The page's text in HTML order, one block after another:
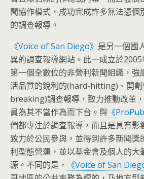
聞協作模式，成功完成許多無法憑個
的調查報導。
《Voice of San Diego》 是另一個國
異的調查報導網站。此一成立於
第一個全數位的非營利新聞組織，強
活品質的銳利的(hard-hitting)、開
breaking)調查報導，致力推動改革
員為其不當作為而下台。與 《
們都專注於調查報導，而且是具有影
致力於公民參與，並得到許多新聞獎
利型態營運，並以基金會及個人的大
源。不同的是，
《Voice of San